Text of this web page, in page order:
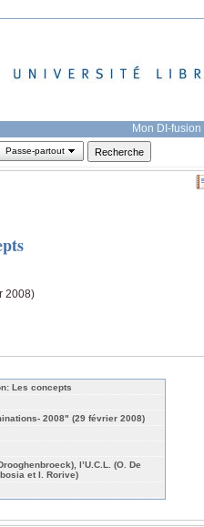
Mon DI-fusion
Passe-partout
2008)
Les concepts
2008" (29 février 2008)
l’U.C.L. (O. De
et I. Rorive)